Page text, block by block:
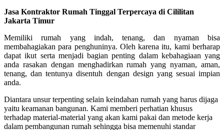
Jasa Kontraktor Rumah Tinggal Terpercaya di Cililitan
Jakarta Timur
Memiliki rumah yang indah, tenang, dan nyaman bisa
membahagiakan para penghuninya. Oleh karena itu, kami berharap
dapat ikut serta menjadi bagian penting dalam kebahagiaan yang
anda rasakan dengan menghadirkan rumah yang nyaman, aman,
tenang, dan tentunya disentuh dengan design yang sesuai impian
anda.
Diantara unsur terpenting selain keindahan rumah yang harus dijaga
yaitu keamanan bangunan. Kami memberi perhatian khusus
terhadap material-material yang akan kami pakai dan metode kerja
dalam pembangunan rumah sehingga bisa memenuhi standar